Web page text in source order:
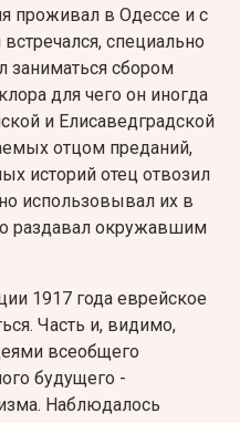
проживал в Одессе и с
специально
заниматься сбором
для чего он иногда
и Елисаведградской
отцом преданий,
историй отец отвозил
использовывал их в
раздавал окружавшим
1917 года еврейское
Часть и, видимо,
всеобщего
будущего -
Наблюдалось